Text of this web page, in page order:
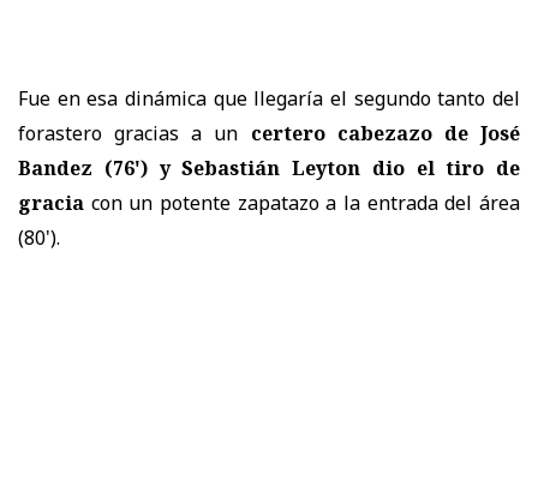
Fue en esa dinámica que llegaría el segundo tanto del
forastero gracias a un certero cabezazo de José
Bandez (76') y Sebastián Leyton dio el tiro de
gracia con un potente zapatazo a la entrada del área
(80').